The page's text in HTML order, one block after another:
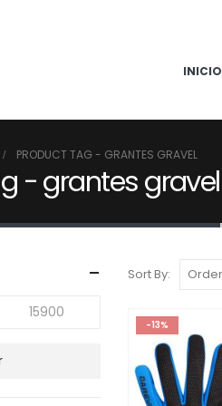
INICIO
PRODUCT TAG - GRANTES GRAVEL
- grantes gravel
Sort By:
-13%